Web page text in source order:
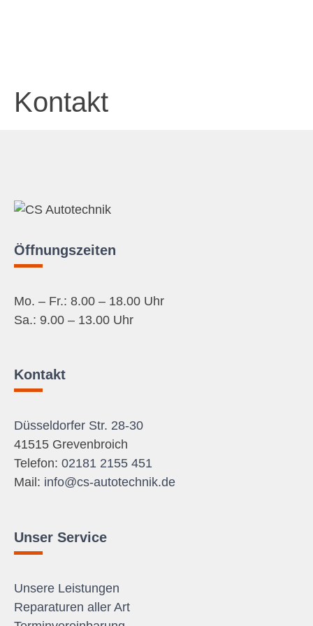
Kontakt
Öffnungszeiten
Mo. – Fr.: 8.00 – 18.00 Uhr
Sa.: 9.00 – 13.00 Uhr
Kontakt
Düsseldorfer Str. 28-30
41515 Grevenbroich
Telefon: 02181 2155 451
Mail: info@cs-autotechnik.de
Unser Service
Unsere Leistungen
Reparaturen aller Art